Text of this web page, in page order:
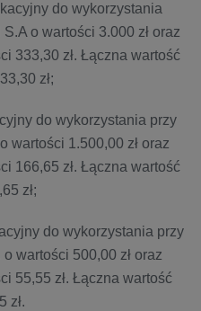
do wykorzystania
o wartości 3.000 zł oraz
333,30 zł. Łączna wartość
zł;
do wykorzystania przy
wartości 1.500,00 zł oraz
166,65 zł. Łączna wartość
zł;
do wykorzystania przy
wartości 500,00 zł oraz
55,55 zł. Łączna wartość
zł.